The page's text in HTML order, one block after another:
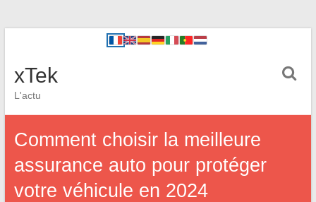
xTek
L'actu
Comment choisir la meilleure
assurance auto pour protéger
votre véhicule en 2024